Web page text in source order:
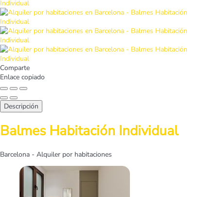
Comparte
Enlace copiado
Descripción
Balmes Habitación Individual
Barcelona - Alquiler por habitaciones